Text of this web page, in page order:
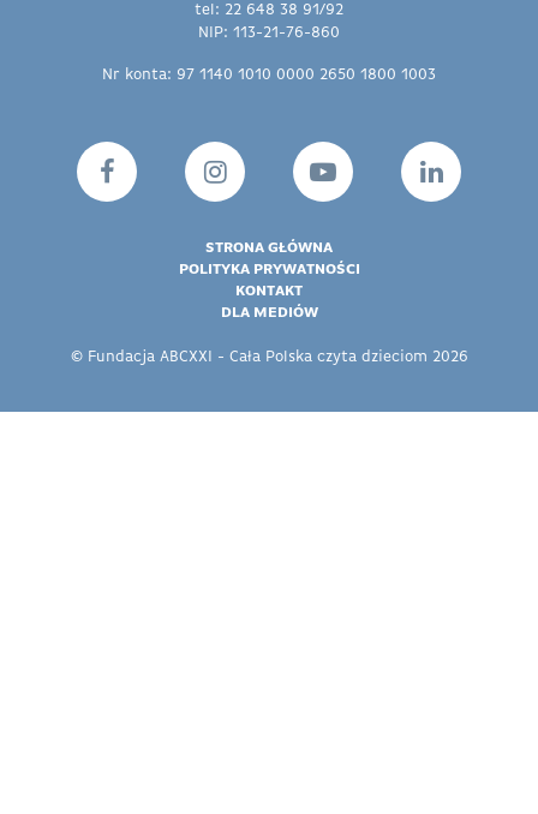
tel: 22 648 38 91/92
NIP: 113-21-76-860
Nr konta: 97 1140 1010 0000 2650 1800 1003
© Fundacja ABCXXI - Cała Polska czyta dzieciom 2026
STRONA GŁÓWNA
POLITYKA PRYWATNOŚCI
KONTAKT
DLA MEDIÓW